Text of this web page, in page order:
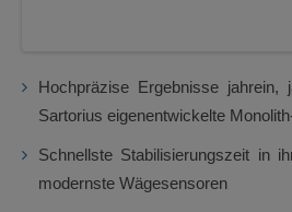
Hochpräzise Ergebnisse
Sartorius eigenentwickelte
Schnellste Stabilisierungszeit in
modernste Wägesensoren